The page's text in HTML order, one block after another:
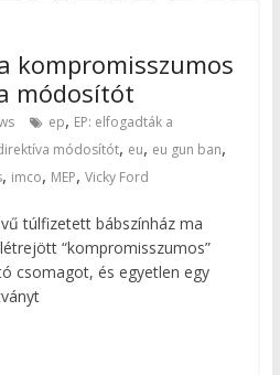
kompromisszumos
módosítót
ep, EP: elfogadták a
módosítót, eu, eu gun ban,
, imco, MEP, Vicky Ford
túlfizetett bábszínház ma
“kompromisszumos”
csomagot, és egyetlen egy